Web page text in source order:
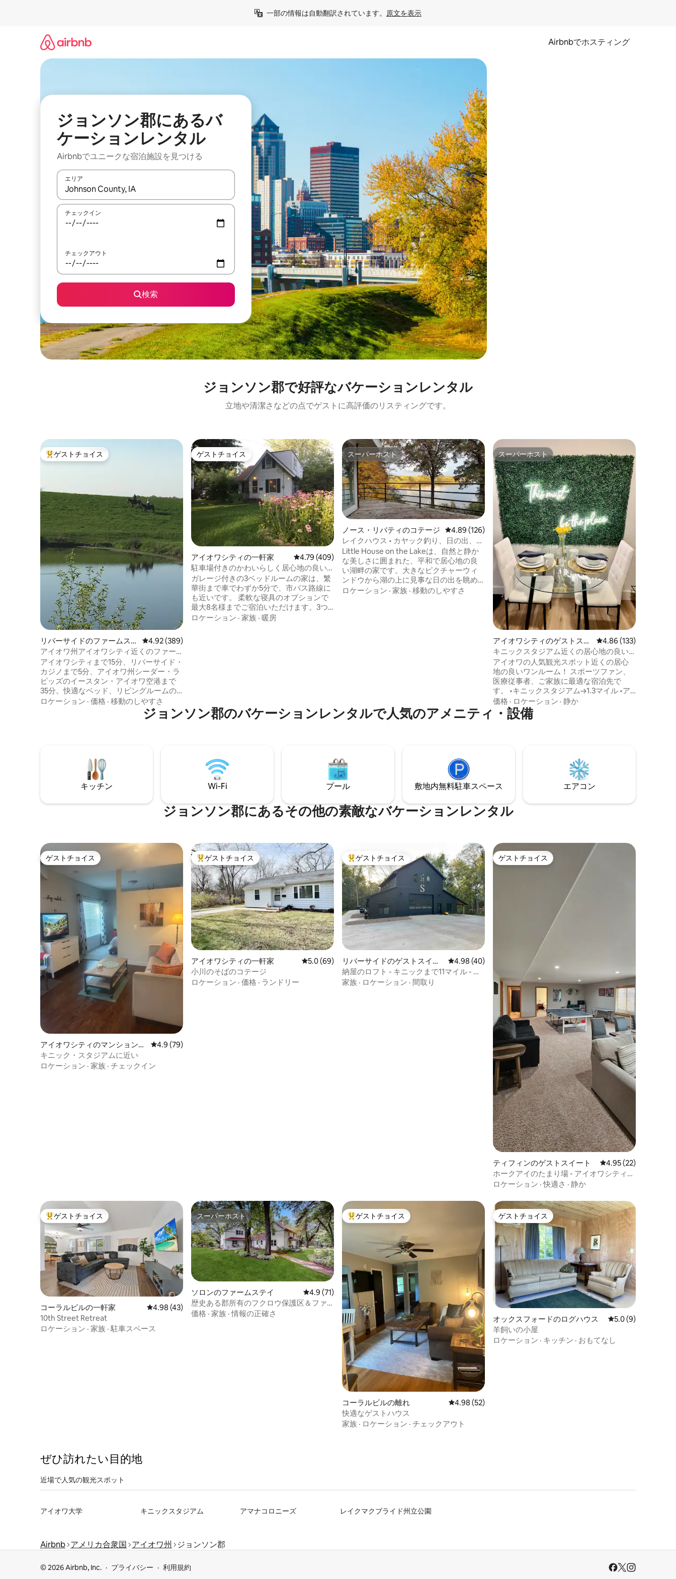
一部の情報は自動翻訳されています。 原文を表示
Airbnbでホスティング
ジョンソン郡にあるバ
ケーションレンタル
Airbnbでユニークな宿泊施設を見つける
エリア
検索結果が表示されたら、上下の矢印キーを使って移動するか、画面をタッチまたはスワイプして検索結果を確認することができます。
チェックイン
チェックアウト
検索
ジョンソン郡で好評なバケーションレンタル
立地や清潔さなどの点でゲストに高評価のリスティングです。
大好評のゲストチョイスです。
ゲストチョイス
リバーサイドのファームステ
イ
レビュー389件、5つ星中4.92つ星の平均評価
4.92 (389)
アイオワ州アイオワシティ近くのファー
ムステイ
アイオワシティまで15分、リバーサイド・
カジノまで5分、アイオワ州シーダー・ラ
ピッズのイースタン・アイオワ空港まで
35分。快適なベッド、リビングルームの
組み合わせソファは引き出すとクイーン
サイズの隠しベッドになります、敷地面
積32エーカー、乗馬（少額の料金で利用
つき30.00の追加料金をお支払いいただき
ます。当農場でのパーティーは禁止され
ています。私たちは敷地内の別の家に住
んでいます。犬の同伴は可能です（外出
い）。簡易キッチンにはオーブンと調理
器具が備わっています。*詳細については
ロケーション · 価格 · 移動のしやすさ
ゲストチョイス
ゲストチョイス
アイオワシティの一軒家 レビュー409件、5つ星中4.79つ星の平均評価
4.79 (409)
駐車場付きのかわいらしく居心地の良い3
ベッドルームの家
ガレージ付きの3ベッドルームの家は、繁
華街まで車でわずか5分で、市バス路線に
も近いです。 柔軟な寝具のオプションで
最大8名様までご宿泊いただけます。3つ
のベッドルームにはクイーンベッド1台と
ームが1部屋あります。
ロケーション · 家族 · 暖房
スーパーホスト
スーパーホスト
ノース・リバティのコテージ レビュー126件、5つ星中4.89つ星の平均評価
4.89 (126)
レイクハウス • カヤック釣り、日の出、た
き火
Little House on the Lakeは、自然と静か
な美しさに囲まれた、平和で居心地の良
い湖畔の家です。大きなピクチャーウィ
ンドウから湖の上に見事な日の出を眺め
ながら目を覚まし、ゆっくりとした日々
ロケーション · 家族 · 移動のしやすさ
スーパーホスト
スーパーホスト
アイオワシティのゲストスイ
ート
レビュー133件、5つ
4.86 (133)
キニックスタジアム近くの居心地の良い
ワンルーム
アイオワの人気観光スポット近くの居心
地の良いワンルーム！ スポーツファン、
医療従事者、ご家族に最適な宿泊先で
す。 •キニックスタジアム→1.3マイル •ア
イオワ・サッカー・コンプレックスまで
→0.6マイル •アイオワ野球場／ソフトボー
ル場→2.0マイル • UI病院まで→1.4マイル
ズでストレスのない滞在のために24時間
下層階の専用ユニット
価格 · ロケーション · 静か
ジョンソン郡のバケーションレンタルで人気のアメニティ・設備
キッチン Wi-Fi プール 敷地内無料駐⁠車ス⁠ペ⁠ー⁠ス エアコン
ジョンソン郡にあるその他の素敵なバケーションレンタル
ゲストチョイス
ゲストチョイス
アイオワシティのマンション・
アパート
レビュー79件、5つ星中4.9つ星の平均評価
4.9 (79)
キニック・スタジアムに近い
ロケーション · 家族 · チェックイン
大好評のゲストチョイスです。
ゲストチョイス
アイオワシティの一軒家 レビュー69件、5つ星中5.0つ星の平均評価
5.0 (69)
小川のそばのコテージ
ロケーション · 価格 · ランドリー
大好評のゲストチョイスです。
ゲストチョイス
リバーサイドのゲストスイー
ト
レビュー40件、5つ星中4.98つ星の平均評価
4.98 (40)
納屋のロフト - キニックまで11マイル - カ
ジノまで3マイル
家族 · ロケーション · 間取り
ゲストチョイス
ゲストチョイス
ティフィンのゲストスイート レビュー22件、5つ
4.95 (22)
ホークアイのたまり場 - アイオワシティ近
くの静かな隠れ家
ロケーション ·快適さ · 静か
大好評のゲストチョイスです。
ゲストチョイス
コーラルビルの一軒家 レビュー43件、5つ星中4.98つ星の平均評価
4.98 (43)
10th Street Retreat
ロケーション · 家族 ·駐車スペース
スーパーホスト
スーパーホスト
ソロンのファームステイ レビュー71件、5つ星中4.9つ星の平均評価
4.9 (71)
歴史ある郡所有のフクロウ保護区＆ファ
ームハウス
価格 · 家族 ·情報の正確さ
大好評のゲストチョイスです。
ゲストチョイス
コーラルビルの離れ レビュー52件、5つ星中4.98つ星の平均評価
4.98 (52)
快適なゲストハウス
家族 · ロケーション · チェックアウト
ゲストチョイス
ゲストチョイス
オックスフォードのログハウス レビュー9件、5つ
5.0 (9)
羊飼いの小屋
ロケーション · キッチン · おもてなし
ぜひ訪⁠れ⁠た⁠い目⁠的⁠地
近場で人気の観光スポット
アイオワ大学 キニックスタジアム アマナコロニーズ レイクマクブライド州立公園
Airbnb アメリカ合衆国 アイオワ州 ジョンソン郡
© 2026 Airbnb, Inc. プライバシー 利用規約